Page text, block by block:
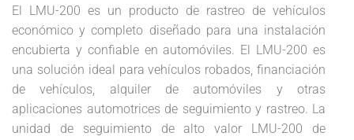
El LMU-200 es un producto de rastreo de vehículos
económico y completo diseñado para una instalación
encubierta y confiable en automóviles. El LMU-200 es
una solución ideal para vehículos robados, financiación
de vehículos, alquiler de automóviles y otras
aplicaciones automotrices de seguimiento y rastreo. La
unidad de seguimiento de alto valor LMU-200 de